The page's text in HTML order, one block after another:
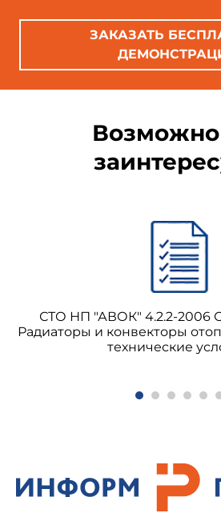
ЗАКАЗАТЬ
Возможно
СТО НП "АВОК" 4.2.2-2006
Радиаторы и конвекторы
технические